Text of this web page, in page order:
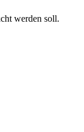
werden soll.